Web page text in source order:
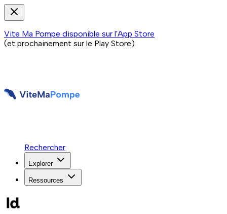
Vite Ma Pompe disponible sur l'App Store
(et prochainement sur le Play Store)
Rechercher
Explorer
Ressources